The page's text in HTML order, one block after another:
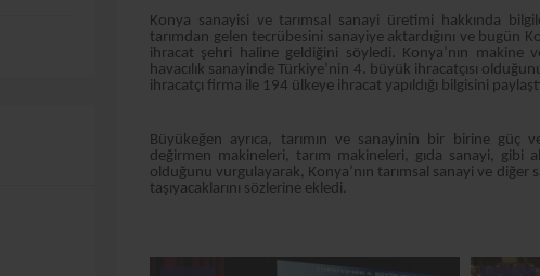
Konya sanayisi ve tarımsal sanayi üretimi hakkında
tarımdan gelen tecrübesini sanayiye aktardığını ve bugün
ihracat şehri haline geldiğini söyledi. Konya’nın makine
havacılık sanayinde Türkiye’nin 4. büyük ihracatçısı
ihracatçı firma ile 194 ülkeye ihracat yapıldığı bilgisini
Büyükeğen ayrıca, tarımın ve sanayinin bir birine güç
değirmen makineleri, tarım makineleri, gıda sanayi, gibi
olduğunu vurgulayarak, Konya’nın tarımsal sanayi ve diğer
taşıyacaklarını sözlerine ekledi.